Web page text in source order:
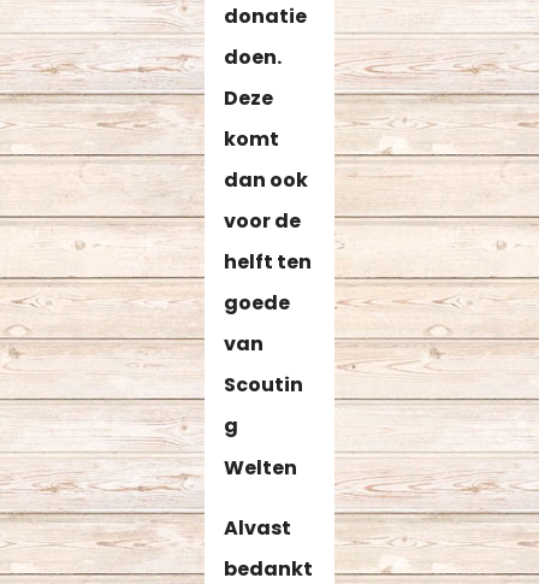
donatie
doen.
Deze
komt
dan ook
voor de
helft ten
goede
van
Scoutin
g
Welten
Alvast
bedankt